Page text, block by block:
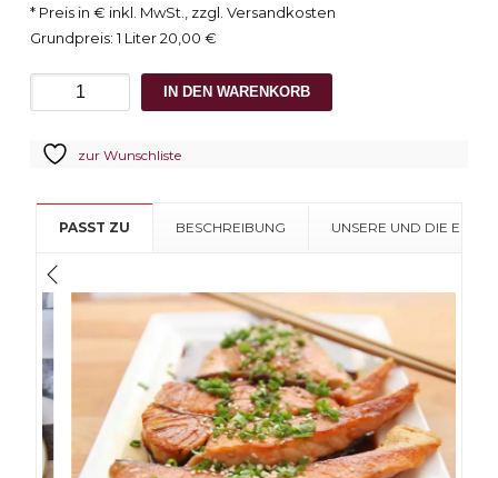
* Preis in € inkl. MwSt., zzgl. Versandkosten
Grundpreis: 1 Liter 20,00 €
POTZINGER
MISCHSATZ
Menge
IN DEN WARENKORB
zur Wunschliste
PASST ZU BESCHREIBUNG UNSERE UND DIE